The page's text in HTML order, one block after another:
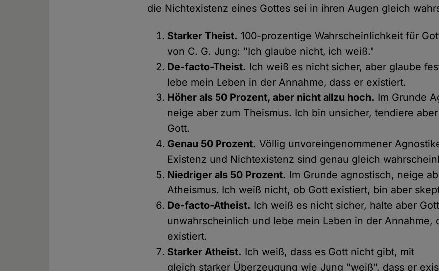
die Nichtexistenz eines Gottes sei in ihren Augen gleich
Starker Theist. 100-prozentige Wahrscheinlichkeit für
von C. G. Jung: "Ich glaube nicht, ich weiß."
De-facto-Theist. Ich weiß es nicht sicher, aber glaube
lebe mein Leben in der Annahme, dass er existiert.
Höher als 50 Prozent, aber nicht allzu hoch. Im Grunde
neige aber zum Theismus. Ich bin unsicher, tendiere
Gott.
Genau 50 Prozent. Völlig unvoreingenommener
Existenz und Nichtexistenz sind genau gleich
Niedriger als 50 Prozent. Im Grunde agnostisch, neige
Atheismus. Ich weiß nicht, ob Gott existiert, bin aber
De-facto-Atheist. Ich weiß es nicht sicher, halte aber
unwahrscheinlich und lebe mein Leben in der Annahme,
existiert.
Starker Atheist. Ich weiß, dass es Gott nicht gibt, mit
gleich starker Überzeugung wie Jung "weiß", dass er